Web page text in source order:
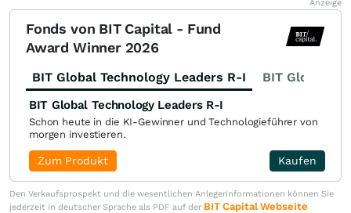
Anzeige
Fonds von BIT Capital - Fund
Award Winner 2026
BIT Global Technology Leaders R-I BIT Global
BIT Global Technology Leaders R-I
Schon heute in die KI-Gewinner und Technologieführer von
morgen investieren.
Kaufen
Zum Produkt
Den Verkaufsprospekt und die wesentlichen Anlegerinformationen können Sie
jederzeit in deutscher Sprache als PDF auf der BIT Capital Webseite